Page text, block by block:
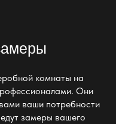
комнаты на
Они
ваши потребности
замеры вашего